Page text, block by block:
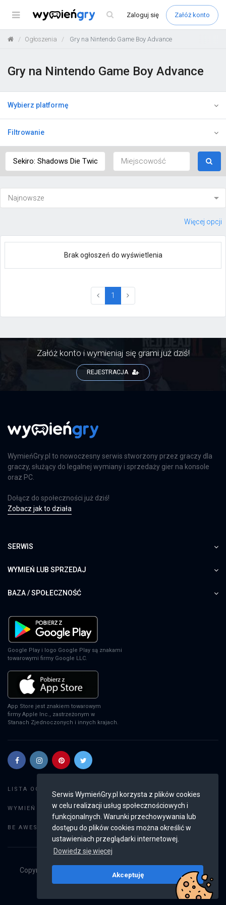
Serwis WymieńGry.pl korzysta z plików cookies
w celu realizacji usług społecznościowych i
funkcjonalnych. Warunki przechowywania lub
dostępu do plików cookies można określić w
ustawieniach przeglądarki internetowej.
Dowiedz się więcej
Akceptuję
Menu Zaloguj się Załóż konto
Ogłoszenia Gry na Nintendo Game Boy Advance
Gry na Nintendo Game Boy Advance
Wybierz platformę
Filtrowanie
Więcej opcji
Brak ogłoszeń do wyświetlenia
1 (current)
Załóż konto i wymieniaj się grami już dziś!
REJESTRACJA
WymieńGry.pl to nowoczesny serwis stworzony przez graczy dla
graczy, służący do legalnej wymiany i sprzedaży gier na konsole
oraz PC.
Dołącz do społeczności już dziś!
Zobacz jak to działa
SERWIS
WYMIEŃ LUB SPRZEDAJ
BAZA / SPOŁECZNOŚĆ
Google Play i logo Google Play są znakami
towarowymi firmy Google LLC.
App Store jest znakiem towarowym
firmy Apple Inc., zastrzeżonym w
Stanach Zjednoczonych i innych krajach.
LISTA OGŁOSZEŃ:
WYMIEŃ GRY: Dodaj ogłoszenie
BE AWESOME: Weryfikacja konta
Copyright © 2019 - 2026
Wszystkie prawa
v2.8.4